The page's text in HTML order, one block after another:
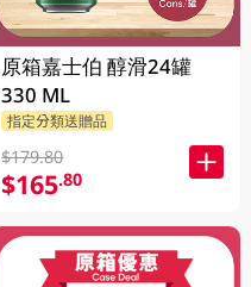
原箱嘉士伯 醇滑24罐
330 ML
指定分類送贈品
$179.80
$165.80